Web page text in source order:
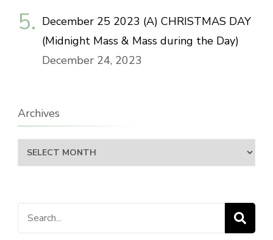
December 25 2023 (A) CHRISTMAS DAY
(Midnight Mass & Mass during the Day)
December 24, 2023
Archives
Archives
Search
for: